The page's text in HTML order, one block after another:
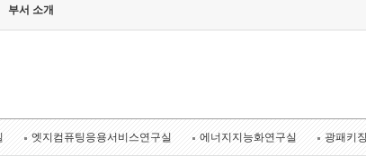
기획본
부서 소개
엣지컴퓨팅응용서비스연구실 에너지지능화연구실 광패키